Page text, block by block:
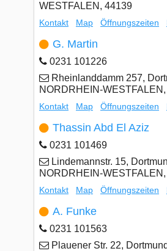
WESTFALEN, 44139
Kontakt Map Öffnungszeiten
G. Martin
0231 101226
Rheinlanddamm 257,
NORDRHEIN-
Kontakt Map Öffnungszeiten
Thassin Abd El Aziz
0231 101469
Lindemannstr. 15,
NORDRHEIN-
Kontakt Map Öffnungszeiten
A. Funke
0231 101563
Plauener Str. 22,